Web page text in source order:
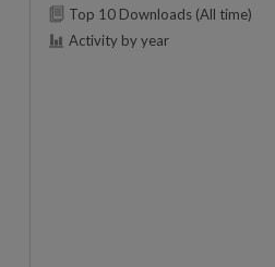
Top 10 Downloads (All time)
Activity by year